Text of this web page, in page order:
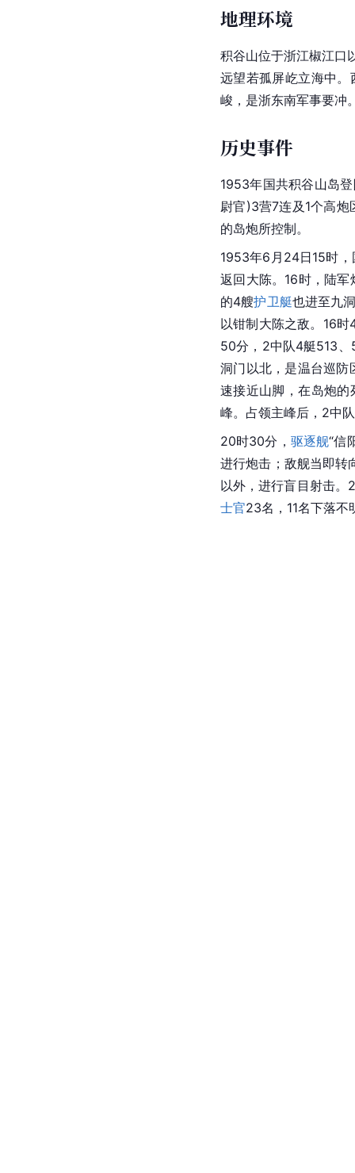
地理环境
积谷山位于浙江椒江口
远望若孤屏屹立海中
峻，是浙东南军事要冲
历史事件
1953年国共积谷山岛
尉官)3营7连及1个高
的岛炮所控制。
1953年6月24日15时
返回大陈。16时，陆
的4艘护卫艇也进至九
以钳制大陈之敌。16
50分，2中队4艇513、
洞门以北，是温台巡防
速接近山脚，在岛炮
峰。占领主峰后，2中
20时30分， 驱逐舰“信
进行炮击；敌舰当即转
以外，进行盲目射击。
士官23名，11名下落